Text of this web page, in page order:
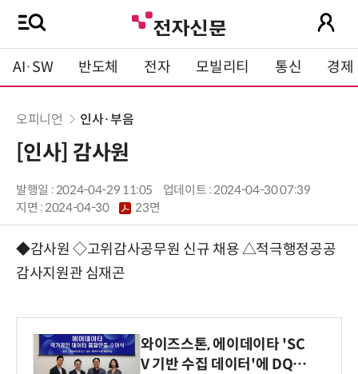
AI·SW 반도체 전자 모빌리티 통신 경제
오피니언 인사·부음
[인사] 감사원
발행일 : 2024-04-29 11:05
업데이트 : 2024-04-30 07:39
지면 :2024-04-30 23면
◆감사원 ◇고위감사공무원 신규 채용 △적극행정공공
감사지원관 심재곤
와이즈스톤, 에이데이타 'SC
V 기반 수집 데이터'에 DQ인